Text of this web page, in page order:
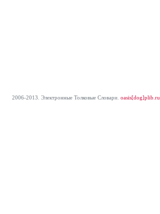
2006-2013. Электронные Толковые Cловари. oasis[dog]plib.ru